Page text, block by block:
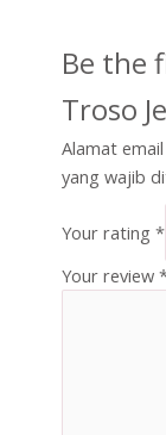
Be the
Troso
Alamat
yang wajib
Your rating *
Your review